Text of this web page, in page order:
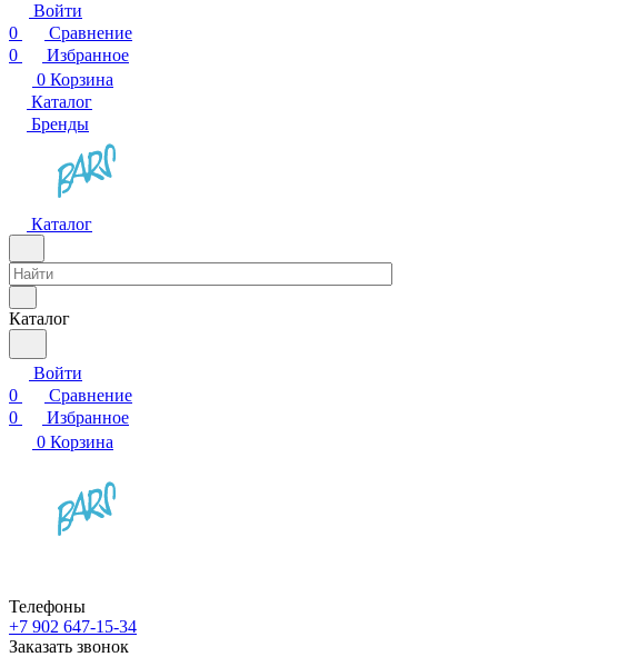
Войти
0
Сравнение
0
Избранное
0 Корзина
Каталог
Бренды
Каталог
Каталог
Войти
0
Сравнение
0
Избранное
0 Корзина
Телефоны
+7 902 647-15-34
Заказать звонок